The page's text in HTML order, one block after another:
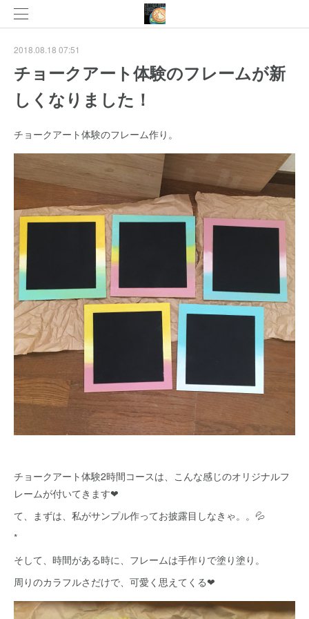
2018.08.18 07:51
チョークアート体験のフレームが新
しくなりました！
チョークアート体験のフレーム作り。
チョークアート体験2時間コースは、こんな感じのオリジナルフ
レームが付いてきます❤
て、まずは、私がサンプル作ってお披露目しなきゃ。。💦
*
そして、時間がある時に、フレームは手作りで塗り塗り。
周りのカラフルさだけで、可愛く思えてくる❤